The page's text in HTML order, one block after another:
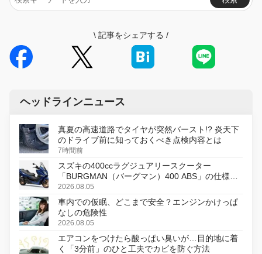
\ 記事をシェアする /
ヘッドラインニュース
真夏の高速道路でタイヤが突然バースト!? 炎天下
のドライブ前に知っておくべき点検内容とは
7時間前
スズキの400ccラグジュアリースクーター
「BURGMAN（バーグマン）400 ABS」の仕様を
変更し、8月18日に発売
2026.08.05
車内での仮眠、どこまで安全？エンジンかけっぱ
なしの危険性
2026.08.05
エアコンをつけたら酸っぱい臭いが…目的地に着
く「3分前」のひと工夫でカビを防ぐ方法